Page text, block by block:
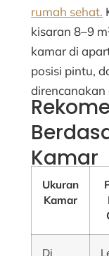
rumah sehat.
kisaran 8–9
kamar di
posisi pintu,
Kamar
Ukuran
Kamar
Di